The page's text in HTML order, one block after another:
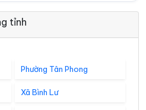
tỉnh
Phường Tân Phong
Xã Bình Lư